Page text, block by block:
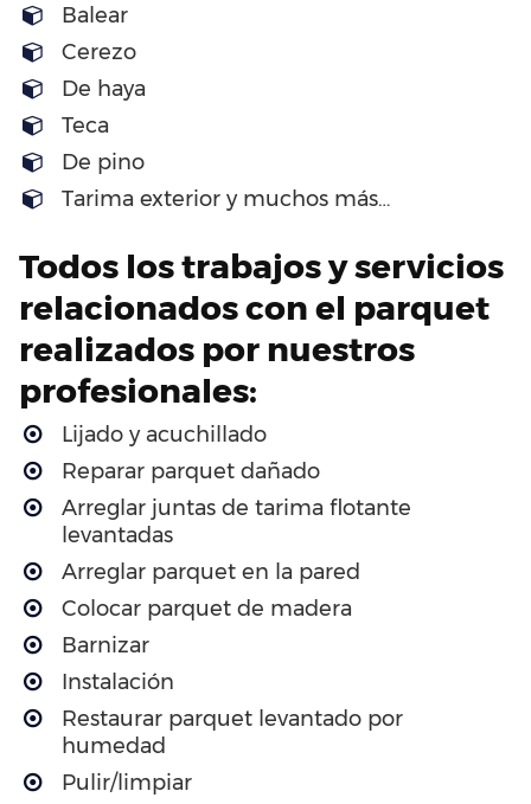
Balear
Cerezo
De haya
Teca
De pino
Tarima exterior y muchos más…
Todos los trabajos y servicios
relacionados con el parquet
realizados por nuestros
profesionales:
Lijado y acuchillado
Reparar parquet dañado
Arreglar juntas de tarima flotante
levantadas
Arreglar parquet en la pared
Colocar parquet de madera
Barnizar
Instalación
Restaurar parquet levantado por
humedad
Pulir/limpiar